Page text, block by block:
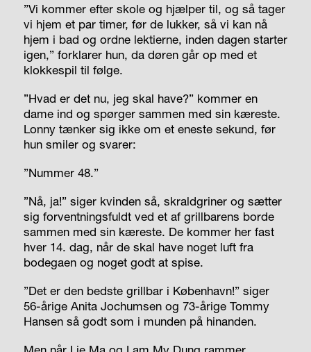
”Vi kommer efter skole og hjælper til, og så tager
vi hjem et par timer, før de lukker, så vi kan nå
hjem i bad og ordne lektierne, inden dagen starter
igen,” forklarer hun, da døren går op med et
klokkespil til følge.
”Hvad er det nu, jeg skal have?” kommer en
dame ind og spørger sammen med sin kæreste.
Lonny tænker sig ikke om et eneste sekund, før
hun smiler og svarer:
”Nummer 48.”
”Nå, ja!” siger kvinden så, skraldgriner og sætter
sig forventningsfuldt ved et af grillbarens borde
sammen med sin kæreste. De kommer her fast
hver 14. dag, når de skal have noget luft fra
bodegaen og noget godt at spise.
”Det er den bedste grillbar i København!” siger
56-årige Anita Jochumsen og 73-årige Tommy
Hansen så godt som i munden på hinanden.